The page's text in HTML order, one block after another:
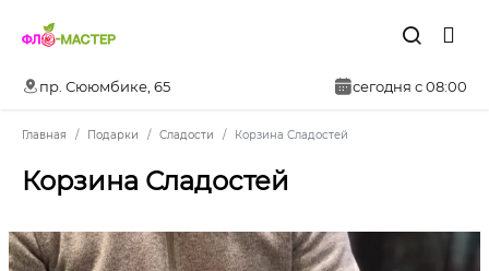
пр. Сююмбике, 65 сегодня с 08:00
Главная Подарки Сладости Корзина Сладостей
Корзина Сладостей